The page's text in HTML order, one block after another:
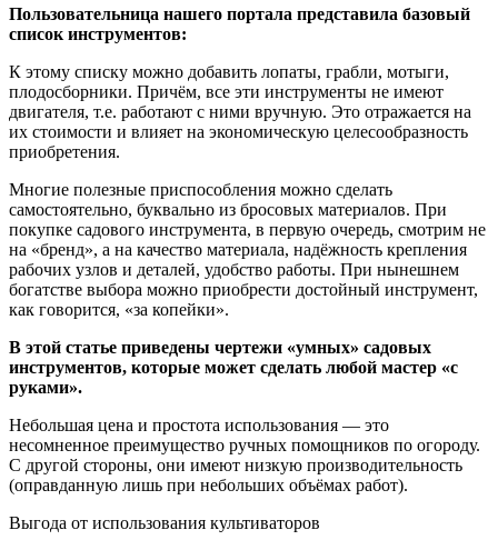
Пользовательница нашего портала представила базовый
список инструментов:
К этому списку можно добавить лопаты, грабли, мотыги,
плодосборники. Причём, все эти инструменты не имеют
двигателя, т.е. работают с ними вручную. Это отражается на
их стоимости и влияет на экономическую целесообразность
приобретения.
Многие полезные приспособления можно сделать
самостоятельно, буквально из бросовых материалов. При
покупке садового инструмента, в первую очередь, смотрим не
на «бренд», а на качество материала, надёжность крепления
рабочих узлов и деталей, удобство работы. При нынешнем
богатстве выбора можно приобрести достойный инструмент,
как говорится, «за копейки».
В этой статье приведены чертежи «умных» садовых
инструментов, которые может сделать любой мастер «с
руками».
Небольшая цена и простота использования — это
несомненное преимущество ручных помощников по огороду.
С другой стороны, они имеют низкую производительность
(оправданную лишь при небольших объёмах работ).
Выгода от использования культиваторов